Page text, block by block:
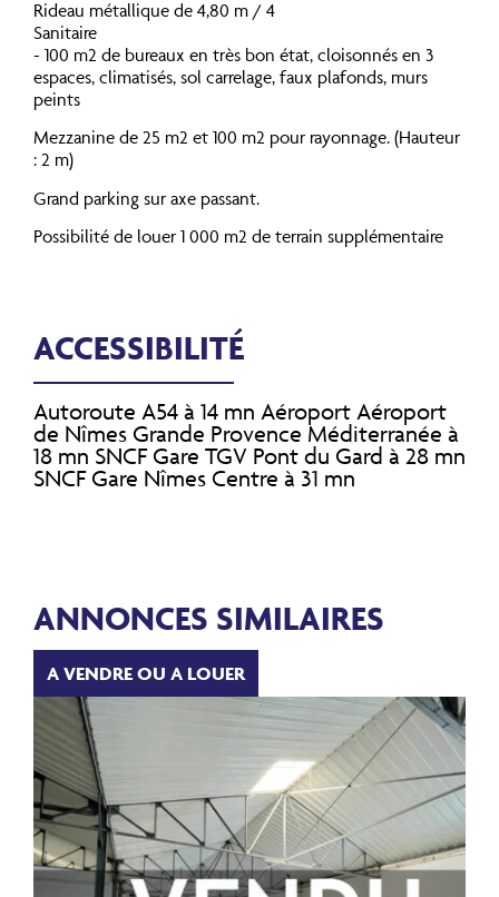
Rideau métallique de 4,80 m / 4
Sanitaire
- 100 m2 de bureaux en très bon état, cloisonnés en 3
espaces, climatisés, sol carrelage, faux plafonds, murs
peints
Mezzanine de 25 m2 et 100 m2 pour rayonnage. (Hauteur
: 2 m)
Grand parking sur axe passant.
Possibilité de louer 1 000 m2 de terrain supplémentaire
ACCESSIBILITÉ
Autoroute A54 à 14 mn Aéroport Aéroport
de Nîmes Grande Provence Méditerranée à
18 mn SNCF Gare TGV Pont du Gard à 28 mn
SNCF Gare Nîmes Centre à 31 mn
ANNONCES SIMILAIRES
A VENDRE OU A LOUER